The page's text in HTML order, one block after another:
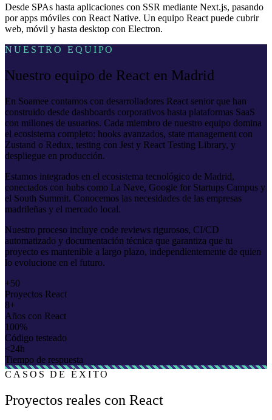
Desde SPAs hasta aplicaciones con SSR mediante Next.js, pasando
por apps móviles con React Native. Un equipo React puede cubrir
web, móvil y hasta desktop con Electron.
NUESTRO EQUIPO
Nuestro equipo de React en Madrid
En Soamee contamos con desarrolladores React senior que han
construido desde dashboards corporativos hasta plataformas SaaS
con millones de usuarios. Cada miembro de nuestro equipo domina
el ecosistema completo: hooks avanzados, state management con
Zustand o Redux, testing con Jest y React Testing Library, y
despliegue en producción.
Estamos integrados en el ecosistema tecnológico de Madrid,
conectados con hubs como La Nave, Google for Startups Campus y
el South Summit. Conocemos las necesidades de las empresas
madrileñas y el mercado local.
Nuestro proceso incluye code reviews rigurosos, CI/CD
automatizado y documentación técnica que garantiza que tu
proyecto es mantenible a largo plazo, independientemente de quien
lo evolucione en el futuro.
+50
Proyectos React
8+
Años con React
100%
Código testeado
<24h
Tiempo de respuesta
CASOS DE ÉXITO
Proyectos reales con React